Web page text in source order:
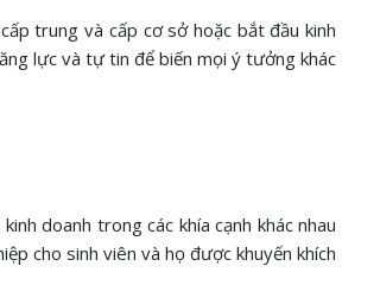
trung và cấp cơ sở hoặc bắt đầu kinh
lực và tự tin để biến mọi ý tưởng khác
doanh trong các khía cạnh khác nhau
cho sinh viên và họ được khuyến khích